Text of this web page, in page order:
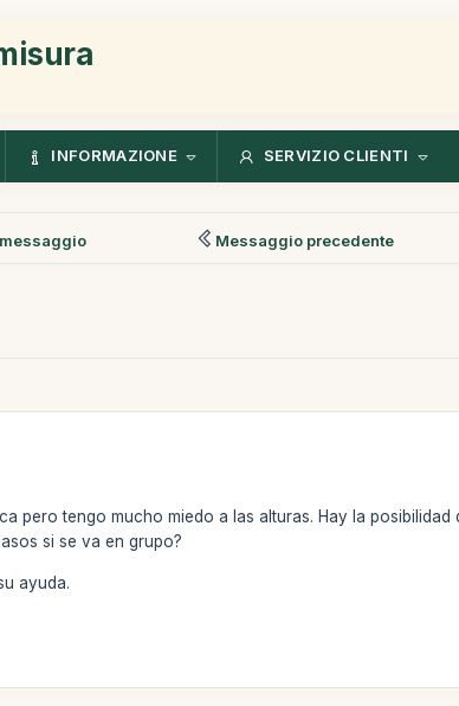
INFORMAZIONE SERVIZIO CLIENTI
Messaggio precedente
pero tengo mucho miedo a las alturas. Hay la
si se va en grupo?
ayuda.